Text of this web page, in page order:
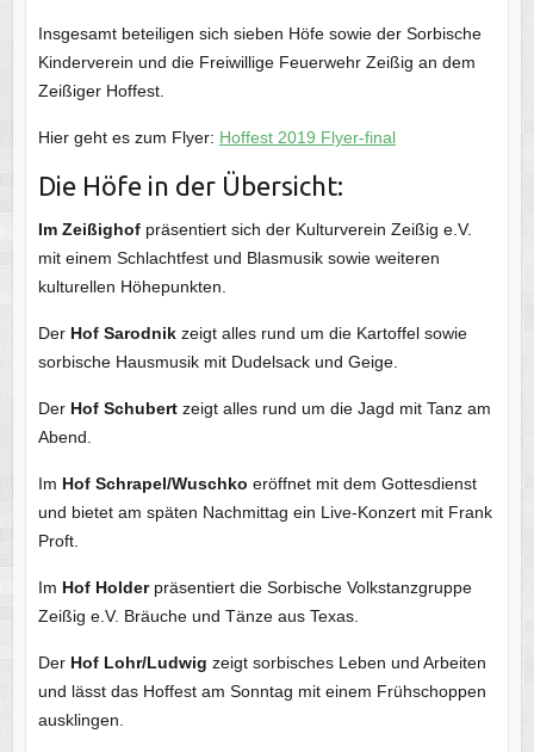
Insgesamt beteiligen sich sieben Höfe sowie der Sorbische
Kinderverein und die Freiwillige Feuerwehr Zeißig an dem
Zeißiger Hoffest.
Hier geht es zum Flyer: Hoffest 2019 Flyer-final
Die Höfe in der Übersicht:
Im Zeißighof präsentiert sich der Kulturverein Zeißig e.V.
mit einem Schlachtfest und Blasmusik sowie weiteren
kulturellen Höhepunkten.
Der Hof Sarodnikzeigt alles rund um die Kartoffel sowie
sorbische Hausmusik mit Dudelsack und Geige.
Der Hof Schubertzeigt alles rund um die Jagd mit Tanz am
Abend.
Im Hof Schrapel/Wuschko eröffnet mit dem Gottesdienst
und bietet am späten Nachmittag ein Live-Konzert mit Frank
Proft.
Im Hof Holderpräsentiert die Sorbische Volkstanzgruppe
Zeißig e.V. Bräuche und Tänze aus Texas.
Der Hof Lohr/Ludwig zeigt sorbisches Leben und Arbeiten
und lässt das Hoffest am Sonntag mit einem Frühschoppen
ausklingen.